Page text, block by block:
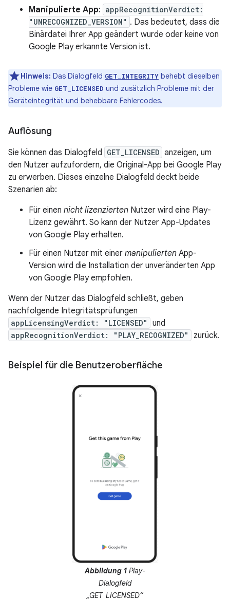
Manipulierte App: appRecognitionVerdict:
"UNRECOGNIZED_VERSION" . Das bedeutet, dass die
Binärdatei Ihrer App geändert wurde oder keine von
Google Play erkannte Version ist.
Hinweis: Das Dialogfeld GET_INTEGRITY behebt dieselben
Probleme wie GET_LICENSED und zusätzlich Probleme mit der
Geräteintegrität und behebbare Fehlercodes.
Auflösung
Sie können das Dialogfeld GET_LICENSED anzeigen, um
den Nutzer aufzufordern, die Original-App bei Google Play
zu erwerben. Dieses einzelne Dialogfeld deckt beide
Szenarien ab:
Für einen nicht lizenzierten Nutzer wird eine Play-
Lizenz gewährt. So kann der Nutzer App-Updates
von Google Play erhalten.
Für einen Nutzer mit einer manipulierten App-
Version wird die Installation der unveränderten App
von Google Play empfohlen.
Wenn der Nutzer das Dialogfeld schließt, geben
nachfolgende Integritätsprüfungen
appLicensingVerdict: "LICENSED" und
appRecognitionVerdict: "PLAY_RECOGNIZED" zurück.
Beispiel für die Benutzeroberfläche
Abbildung 1Play-
Dialogfeld
„GET_LICENSED“